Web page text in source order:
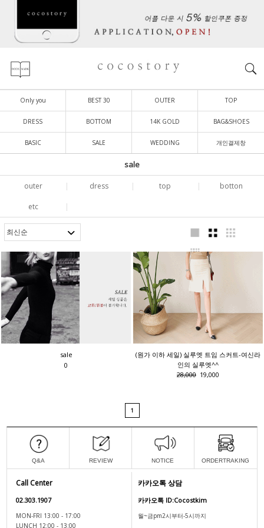
Only you BEST 30 OUTER TOP
DRESS BOTTOM 14K GOLD BAG&SHOES
BASIC SALE WEDDING 개인결제창
sale
outer | dress | top | botton
etc |
sale
0
(원가 이하 세일) 실루엣 트임 스커트-여신라
인의 실루엣^^
28,000 19,000
1
Q&A REVIEW NOTICE ORDERTRAKING
Call Center
02.303.1907
MON-FRI 13:00 - 17:00
LUNCH 12:00 - 13:00
카카오톡 상담
카카오톡 ID:Cocostkim
월~금pm2시부터-5시까지